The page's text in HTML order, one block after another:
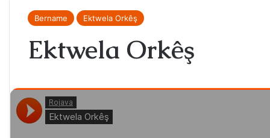
Bername Ektwela Orkêş
Ektwela Orkêş